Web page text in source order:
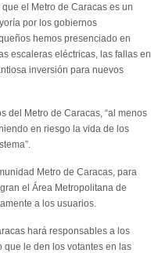
el Metro de Caracas es un
por los gobiernos
hemos presenciado en
escaleras eléctricas, las fallas en
inversión para nuevos
del Metro de Caracas, “al menos
en riesgo la vida de los
Metro de Caracas, para
el Área Metropolitana de
a los usuarios.
hará responsables a los
le den los votantes en las